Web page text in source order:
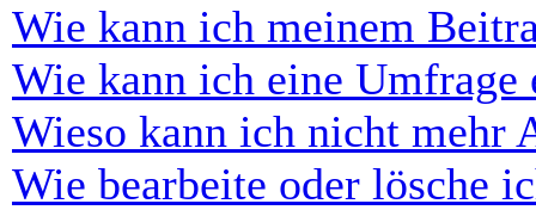
Wie kann ich meinem
Wie kann ich eine Umfrage
Wieso kann ich nicht mehr
Wie bearbeite oder lösche